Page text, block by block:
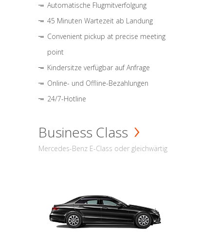
Automatische Flugmitverfolgung
45 Minuten Wartezeit ab Landung
Convenient pickup at precise meeting
point
Kindersitze verfügbar auf Anfrage
Online- und Offline-Bezahlungen
24/7-Hotline
Business Class
Mercedes-Benz E-Class oder gleichwärtig